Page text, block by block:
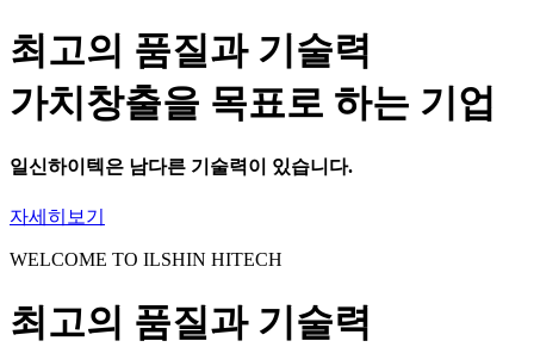
최고의 품질과 기술력
가치창출을 목표로 하는 기업
일신하이텍 은 남다른 기술력이 있습니다.
자세히보기
WELCOME TO ILSHIN HITECH
최고의 품질과 기술력